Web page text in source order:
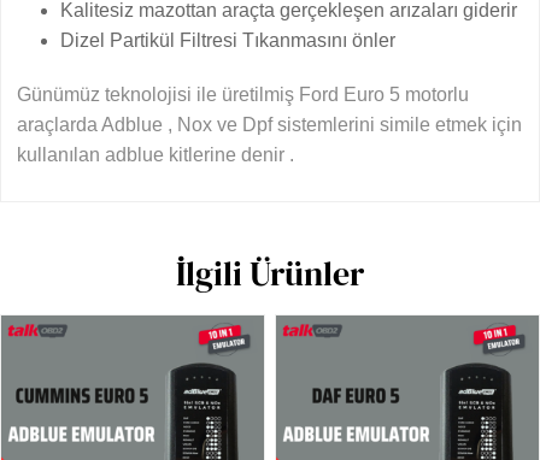
Kalitesiz mazottan araçta gerçekleşen arızaları giderir
Dizel Partikül Filtresi Tıkanmasını önler
Günümüz teknolojisi ile üretilmiş Ford Euro 5 motorlu
araçlarda Adblue , Nox ve Dpf sistemlerini simile etmek için
kullanılan adblue kitlerine denir .
İlgili Ürünler